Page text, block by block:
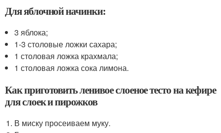
Для яблочной начинки:
3 яблока;
1-3 столовые ложки сахара;
1 столовая ложка крахмала;
1 столовая ложка сока лимона.
Как приготовить ленивое слоеное тесто на кефире
для слоек и пирожков
В миску просеиваем муку.